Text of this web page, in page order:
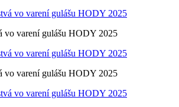
vo varení gulášu HODY 2025
vo varení gulášu HODY 2025